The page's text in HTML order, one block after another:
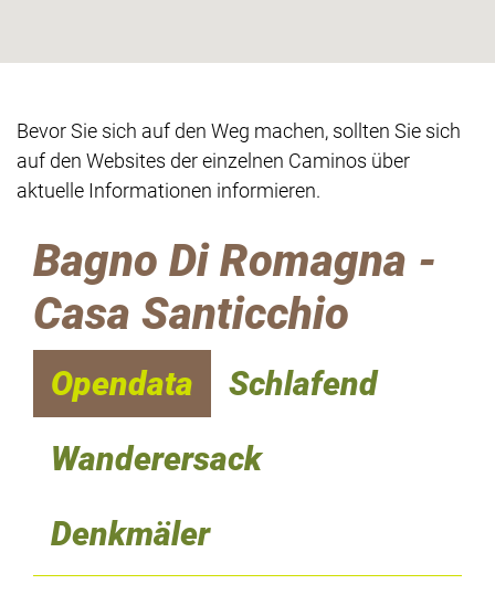
Bevor Sie sich auf den Weg machen, sollten Sie sich
auf den Websites der einzelnen Caminos über
aktuelle Informationen informieren.
Bagno Di Romagna -
Casa Santicchio
Opendata
Schlafend
Wanderersack
Denkmäler